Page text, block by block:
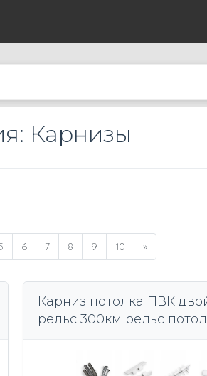
Карнизы
6 7 8 9 10 »
Карниз потолка ПВК
рельс 300км рельс